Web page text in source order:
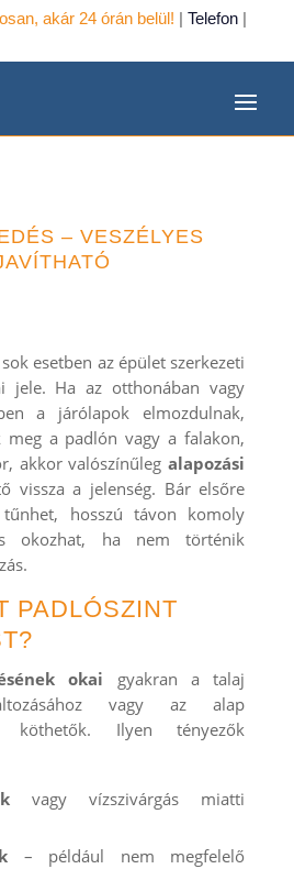
akár 24 órán belül! | Telefon|
– VESZÉLYES
sok esetben az épület szerkezeti
jele. Ha az otthonában vagy
a járólapok elmozdulnak,
meg a padlón vagy a falakon,
akkor valószínűlegalapozási
vissza a jelenség. Bár elsőre
tűnhet, hosszú távon komoly
okozhat, ha nem történik
PADLÓSZINT
okai gyakran a talaj
vagy az alap
köthetők. Ilyen tényezők
vagy vízszivárgás miatti
– például nem megfelelő